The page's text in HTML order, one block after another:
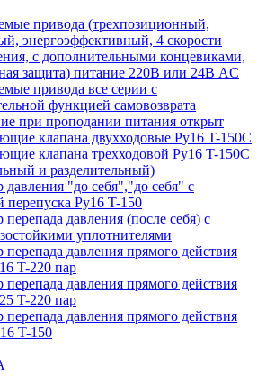
привода (трехпозиционный,
энергоэффективный, 4 скорости
с дополнительными концевиками,
защита) питание 220В или 24В AC
привода все серии с
функцией самовозврата
при проподании питания открыт
клапана двухходовые Ру16 T-150С
клапана трехходовой Ру16 T-150С
и разделительный)
давления "до себя","до себя" с
перепуска Ру16 T-150
перепада давления (после себя) c
уплотнителями
перепада давления прямого действия
T-220 пар
перепада давления прямого действия
T-220 пар
перепада давления прямого действия
T-150